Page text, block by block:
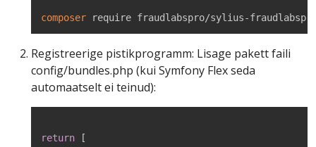
composer require fraudlabspro/sylius-
Registreerige pistikprogramm: Lisage pakett faili
config/bundles.php (kui Symfony Flex seda
automaatselt ei teinud):
return
[